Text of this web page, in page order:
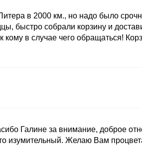
в 2000 км., но надо было
быстро собрали корзину и
кому в случае чего обращаться!
Галине за внимание, доброе
изумительный. Желаю Вам